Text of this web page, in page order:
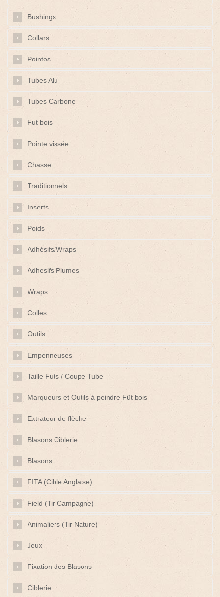
Bushings
Collars
Pointes
Tubes Alu
Tubes Carbone
Fut bois
Pointe vissée
Chasse
Traditionnels
Inserts
Poids
Adhésifs/Wraps
Adhesifs Plumes
Wraps
Colles
Outils
Empenneuses
Taille Futs / Coupe Tube
Marqueurs et Outils à peindre Fût bois
Extrateur de flèche
Blasons Ciblerie
Blasons
FITA (Cible Anglaise)
Field (Tir Campagne)
Animaliers (Tir Nature)
Jeux
Fixation des Blasons
Ciblerie